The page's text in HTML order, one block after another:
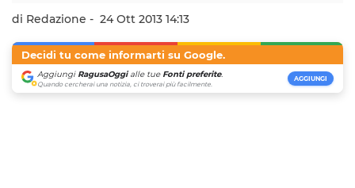
di Redazione - 24 Ott 2013 14:13
Decidi tu come informarti su Google.
Aggiungi RagusaOggialle tue Fonti preferite.
Quando cercherai una notizia, ci troverai più facilmente.
AGGIUNGI